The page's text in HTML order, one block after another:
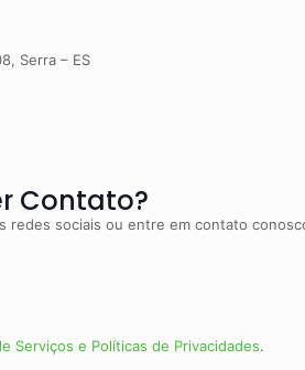
Serra – ES
Contato?
redes sociais ou entre em contato
Serviços e Políticas de Privacidades.